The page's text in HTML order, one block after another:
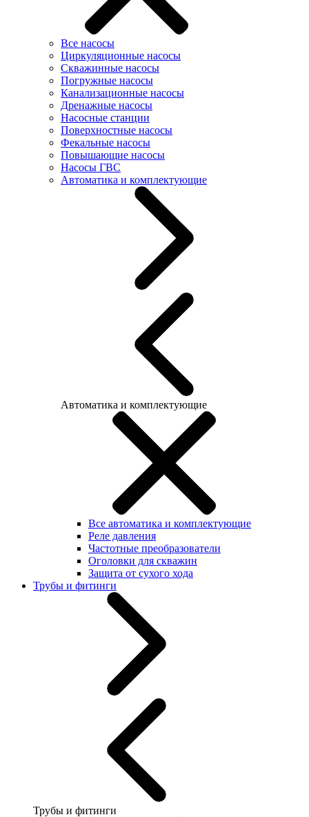
Все насосы
Циркуляционные насосы
Скважинные насосы
Погружные насосы
Канализационные насосы
Дренажные насосы
Насосные станции
Поверхностные насосы
Фекальные насосы
Повышающие насосы
Насосы ГВС
Автоматика и комплектующие
Автоматика и комплектующие
Все автоматика и комплектующие
Реле давления
Частотные преобразователи
Оголовки для скважин
Защита от сухого хода
Трубы и фитинги
Трубы и фитинги